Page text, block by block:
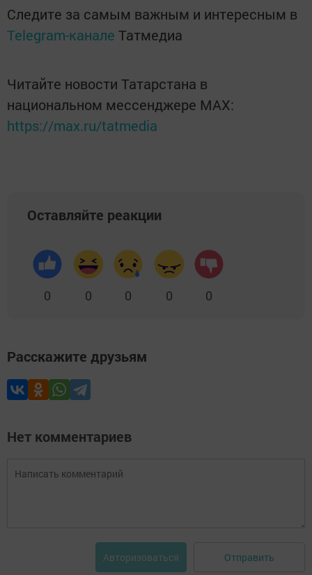
Следите за самым важным и интересным в
Telegram-канале Татмедиа
Читайте новости Татарстана в
национальном мессенджере MАХ:
https://max.ru/tatmedia
Оставляйте реакции
0 0 0 0 0
Расскажите друзьям
Нет комментариев
Авторизоваться Отправить